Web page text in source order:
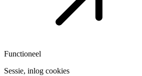
Functioneel
Sessie, inlog cookies